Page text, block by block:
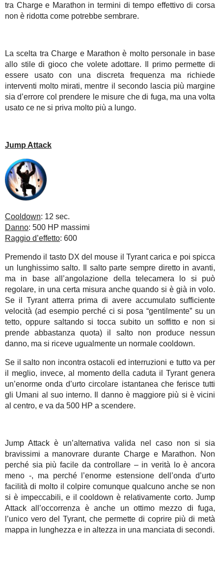
tra Charge e Marathon in termini di tempo effettivo di corsa
non è ridotta come potrebbe sembrare.
La scelta tra Charge e Marathon è molto personale in base
allo stile di gioco che volete adottare. Il primo permette di
essere usato con una discreta frequenza ma richiede
interventi molto mirati, mentre il secondo lascia più margine
sia d’errore col prendere le misure che di fuga, ma una volta
usato ce ne si priva molto più a lungo.
Jump Attack
Cooldown: 12 sec.
Danno: 500 HP massimi
Raggio d’effetto: 600
Premendo il tasto DX del mouse il Tyrant carica e poi spicca
un lunghissimo salto. Il salto parte sempre diretto in avanti,
ma in base all’angolazione della telecamera lo si può
regolare, in una certa misura anche quando si è già in volo.
Se il Tyrant atterra prima di avere accumulato sufficiente
velocità (ad esempio perché ci si posa “gentilmente” su un
tetto, oppure saltando si tocca subito un soffitto e non si
prende abbastanza quota) il salto non produce nessun
danno, ma si riceve ugualmente un normale cooldown.
Se il salto non incontra ostacoli ed interruzioni e tutto va per
il meglio, invece, al momento della caduta il Tyrant genera
un’enorme onda d’urto circolare istantanea che ferisce tutti
gli Umani al suo interno. Il danno è maggiore più si è vicini
al centro, e va da 500 HP a scendere.
Jump Attack è un’alternativa valida nel caso non si sia
bravissimi a manovrare durante Charge e Marathon. Non
perché sia più facile da controllare – in verità lo è ancora
meno -, ma perché l’enorme estensione dell’onda d’urto
facilità di molto il colpire comunque qualcuno anche se non
si è impeccabili, e il cooldown è relativamente corto. Jump
Attack all’occorrenza è anche un ottimo mezzo di fuga,
l’unico vero del Tyrant, che permette di coprire più di metà
mappa in lunghezza e in altezza in una manciata di secondi.